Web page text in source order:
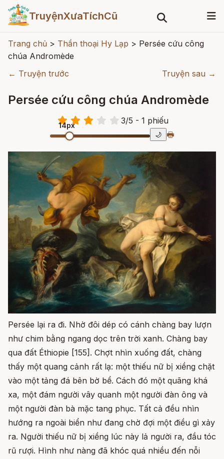
TruyệnXưaTíchCũ
Trang chủ > Thần thoại Hy Lạp > Persée cứu công
chúa Andromède
← Truyện trước
Truyện sau →
Persée cứu công chúa Andromède
3/5 - 1 phiếu
14px
🌙 🖶
Persée lại ra đi. Nhờ đôi dép có cánh chàng bay lượn
như chim bằng ngang dọc trên trời xanh. Chàng bay
qua đất Éthiopie [155]. Chợt nhìn xuống đất, chàng
thấy một quang cảnh rất lạ: một thiếu nữ bị xiềng chặt
vào một tảng đá bên bờ bể. Cách đó một quãng khá
xa, một đám người vây quanh một người đàn ông và
một người đàn bà mặc tang phục. Tất cả đều nhìn
hướng ra ngoài biển như đang chờ đợi một điều gì xảy
ra. Người thiếu nữ bị xiềng lúc này lả người ra, đầu tóc
rũ rượi. Hình như nàng đã khóc quá nhiều đến nỗi